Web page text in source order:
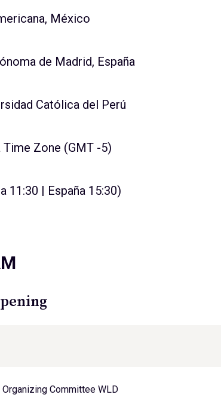
México
de Madrid, España
Católica del Perú
Zone (GMT -5)
11:30 | España 15:30)
Committee WLD